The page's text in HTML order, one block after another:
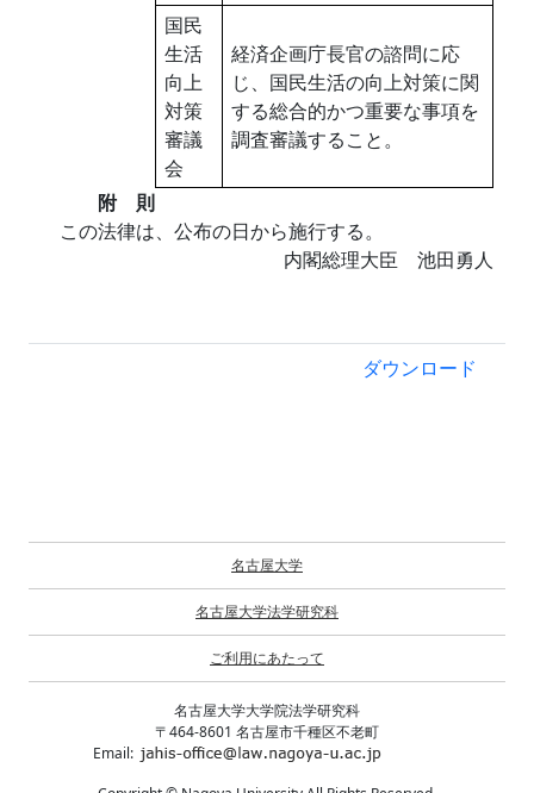
国民
生活
向上
対策
審議
会
経済企画庁長官の諮問に応
じ、国民生活の向上対策に関
する総合的かつ重要な事項を
調査審議すること。
附 則
この法律は、公布の日から施行する。
内閣総理大臣 池田勇人
ダウンロード
名古屋大学
名古屋大学法学研究科
ご利用にあたって
名古屋大学大学院法学研究科
〒464-8601 名古屋市千種区不老町
Email: